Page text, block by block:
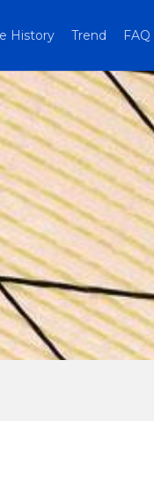
History Trend FAQ